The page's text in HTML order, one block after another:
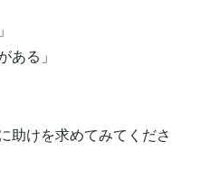
ある」
助けを求めてみてくださ